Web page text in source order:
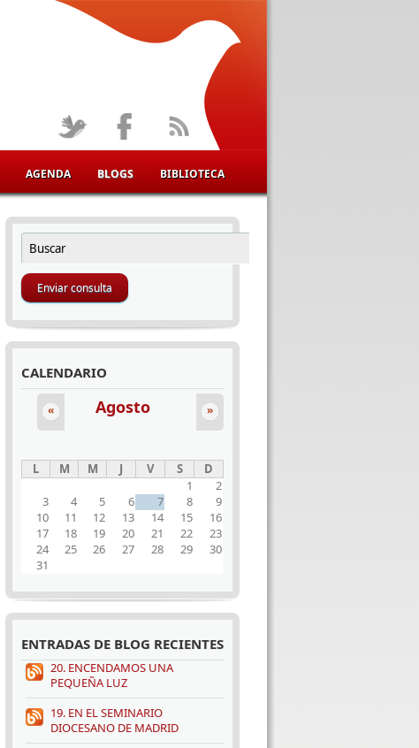
AGENDA BLOGS BIBLIOTECA
FORMULARIO DE BÚSQUEDA
Buscar
CALENDARIO
Agosto
« »
L M M J V S
D
1
2
3
4 5 6 7 8
9
10
11 12 13 14 15
16
17
18 19 20 21 22
23
24
25 26 27 28 29
30
31
ENTRADAS DE BLOG RECIENTES
20. ENCENDAMOS UNA
PEQUEÑA LUZ
19. EN EL SEMINARIO
DIOCESANO DE MADRID